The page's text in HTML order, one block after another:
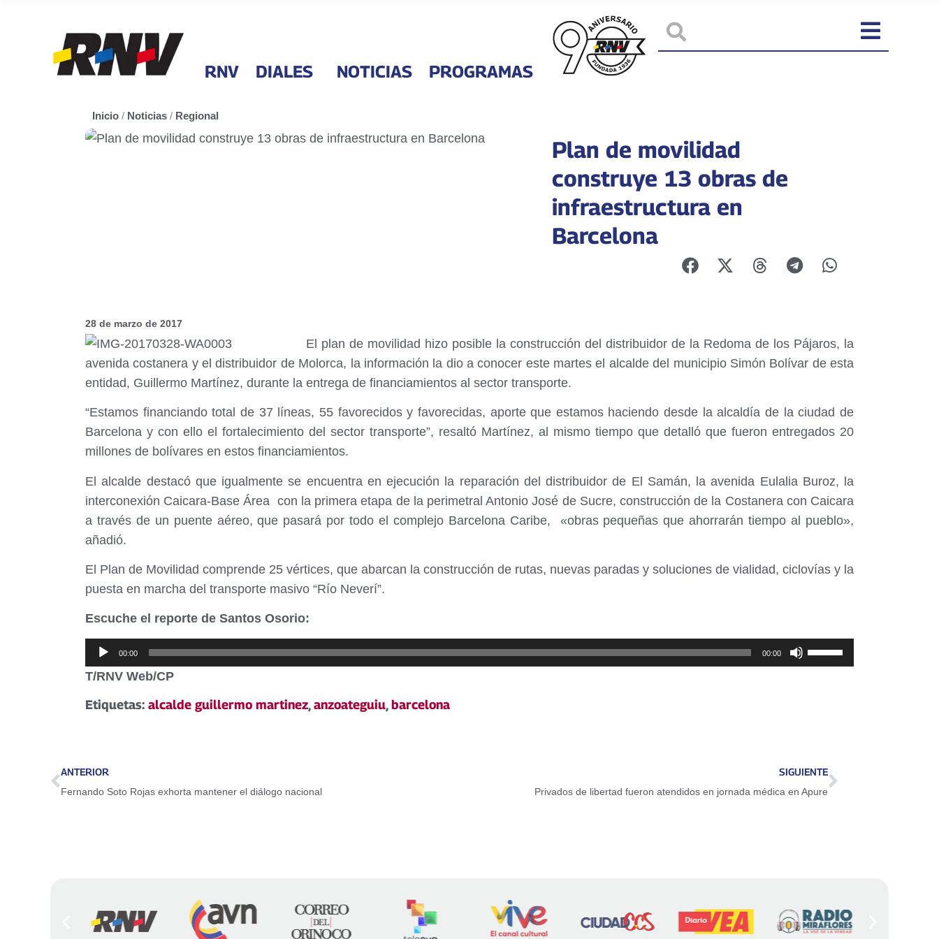
RNV DIALES NOTICIAS PROGRAMAS
Inicio / Noticias / Regional
Plan de movilidad
construye 13 obras de
infraestructura en
Barcelona
28 de marzo de 2017
El plan de movilidad hizo posible la construcción del distribuidor de la Redoma de los Pájaros, la
avenida costanera y el distribuidor de Molorca, la información la dio a conocer este martes el alcalde del municipio Simón Bolívar de esta
entidad, Guillermo Martínez, durante la entrega de financiamientos al sector transporte.
“Estamos financiando total de 37 líneas, 55 favorecidos y favorecidas, aporte que estamos haciendo desde la alcaldía de la ciudad de
Barcelona y con ello el fortalecimiento del sector transporte”, resaltó Martínez, al mismo tiempo que detalló que fueron entregados 20
millones de bolívares en estos financiamientos.
El alcalde destacó que igualmente se encuentra en ejecución la reparación del distribuidor de El Samán, la avenida Eulalia Buroz, la
interconexión Caicara-Base Área con la primera etapa de la perimetral Antonio José de Sucre, construcción de la Costanera con Caicara
a través de un puente aéreo, que pasará por todo el complejo Barcelona Caribe, «obras pequeñas que ahorrarán tiempo al pueblo»,
añadió.
El Plan de Movilidad comprende 25 vértices, que abarcan la construcción de rutas, nuevas paradas y soluciones de vialidad, ciclovías y la
puesta en marcha del transporte masivo “Río Neverí”.
Escuche el reporte de Santos Osorio:
Reproductor
de
00:00 00:00
Utiliza
las
para
aumentar
T/RNV Web/CP
Etiquetas: alcalde guillermo martinez,anzoateguiu,barcelona
ANTERIOR
Fernando Soto Rojas exhorta mantener el diálogo nacional
SIGUIENTE
Privados de libertad fueron atendidos en jornada médica en Apure